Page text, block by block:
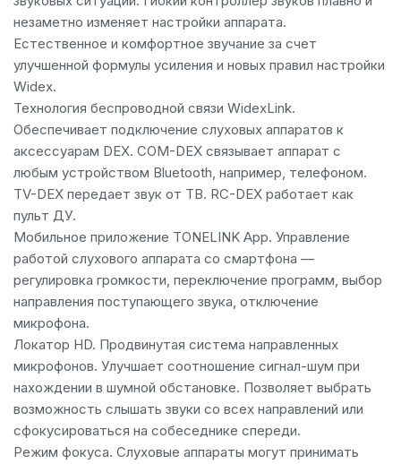
незаметно изменяет настройки аппарата.
Естественное и комфортное звучание за счет
улучшенной формулы усиления и новых правил настройки
Widex.
Технология беспроводной связи WidexLink.
Обеспечивает подключение слуховых аппаратов к
аксессуарам DEX. COM-DEX связывает аппарат с
любым устройством Bluetooth, например, телефоном.
TV-DEX передает звук от ТВ. RC-DEX работает как
пульт ДУ.
Мобильное приложение TONELINK App. Управление
работой слухового аппарата со смартфона —
регулировка громкости, переключение программ, выбор
направления поступающего звука, отключение
микрофона.
Локатор HD. Продвинутая система направленных
микрофонов. Улучшает соотношение сигнал-шум при
нахождении в шумной обстановке. Позволяет выбрать
возможность слышать звуки со всех направлений или
сфокусироваться на собеседнике спереди.
Режим фокуса. Слуховые аппараты могут принимать